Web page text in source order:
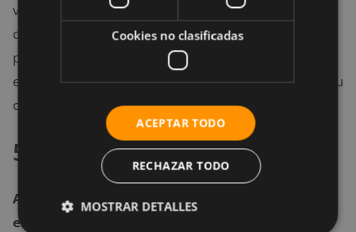
vendrá muy bien es perfecta para hacer huevos
duros con solo presionar un botón. También puedes
preparar tortillas, o huevos escalfados con menos
esfuerzo, olvidándote de la limpieza de la estufa de tu
cocina.
5. Cortador de lechuga
Algunos utensilios de cocina reducen el tiempo y
el esfuerzo
Cookies no clasificadas
ACEPTAR TODO
RECHAZAR TODO
MOSTRAR DETALLES